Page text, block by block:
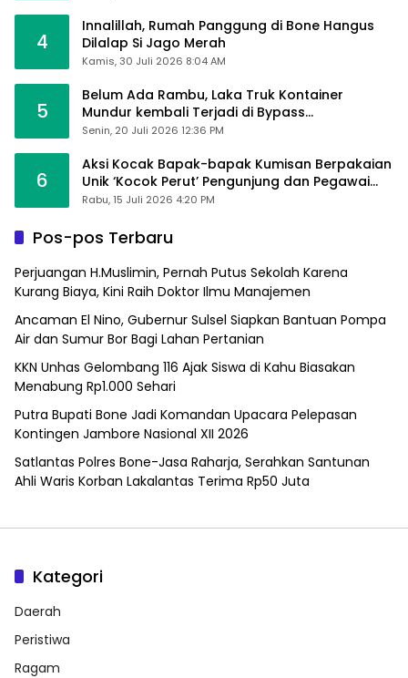
4
Innalillah, Rumah Panggung di Bone Hangus
Dilalap Si Jago Merah
Kamis, 30 Juli 2026 8:04 AM
5
Belum Ada Rambu, Laka Truk Kontainer
Mundur kembali Terjadi di Bypass
Sumpallabbu
Senin, 20 Juli 2026 12:36 PM
6
Aksi Kocak Bapak-bapak Kumisan Berpakaian
Unik ‘Kocok Perut’ Pengunjung dan Pegawai
Alfamart, Ngaku Aktifkan Layar Sentuh Atm
Rabu, 15 Juli 2026 4:20 PM
Pos-pos Terbaru
Perjuangan H.Muslimin, Pernah Putus Sekolah Karena
Kurang Biaya, Kini Raih Doktor Ilmu Manajemen
Ancaman El Nino, Gubernur Sulsel Siapkan Bantuan Pompa
Air dan Sumur Bor Bagi Lahan Pertanian
KKN Unhas Gelombang 116 Ajak Siswa di Kahu Biasakan
Menabung Rp1.000 Sehari
Putra Bupati Bone Jadi Komandan Upacara Pelepasan
Kontingen Jambore Nasional XII 2026
Satlantas Polres Bone-Jasa Raharja, Serahkan Santunan
Ahli Waris Korban Lakalantas Terima Rp50 Juta
Kategori
Daerah
Peristiwa
Ragam